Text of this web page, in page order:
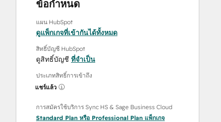
ข้อกำหนด
แผน HubSpot
ดูแพ็กเกจที่เข้ากันได้ทั้งหมด
สิทธิ์บัญชี HubSpot
ดูสิทธิ์บัญชี ที่จำเป็น
ประเภทสิทธิ์การเข้าถึง
แชร์แล้ว
การสมัครใช้บริการ Sync HS & Sage Business Cloud
Standard Plan หรือ Professional Plan แพ็กเกจ